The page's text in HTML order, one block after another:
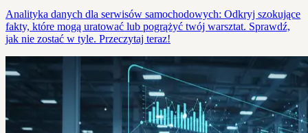
Analityka danych dla serwisów samochodowych: Odkryj szokujące
fakty, które mogą uratować lub pogrążyć twój warsztat. Sprawdź,
jak nie zostać w tyle. Przeczytaj teraz!